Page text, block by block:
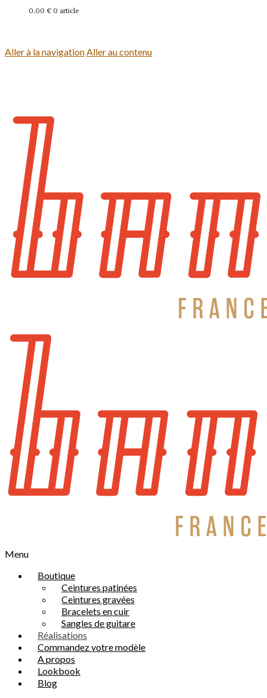
0,00 € 0 article
Aller à la navigationAller au contenu
Menu
Boutique
Ceintures patinées
Ceintures gravées
Bracelets en cuir
Sangles de guitare
Réalisations
Commandez votre modèle
A propos
Lookbook
Blog